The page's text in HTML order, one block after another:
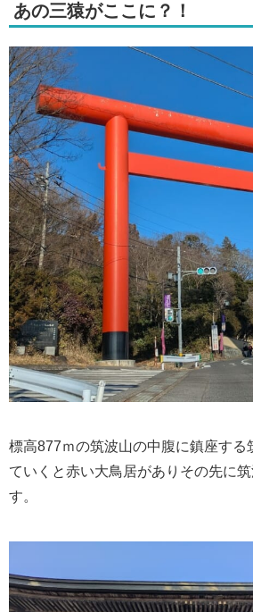
あの三猿がここに？！
標高877ｍの筑波山の中腹に鎮座する
ていくと赤い大鳥居がありその先に
す。